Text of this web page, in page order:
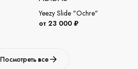
Yeezy Slide "Ochre"
от 23 000 ₽
Посмотреть все